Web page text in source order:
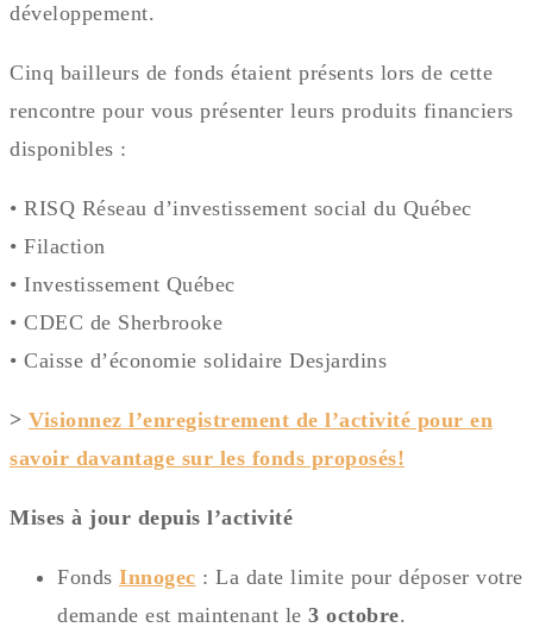
développement.
Cinq bailleurs de fonds étaient présents lors de cette
rencontre pour vous présenter leurs produits financiers
disponibles :
• RISQ Réseau d’investissement social du Québec
• Filaction
• Investissement Québec
• CDEC de Sherbrooke
• Caisse d’économie solidaire Desjardins
> Visionnez l’enregistrement de l’activité pour en
savoir davantage sur les fonds proposés!
Mises à jour depuis l’activité
Fonds Innogec : La date limite pour déposer votre
demande est maintenant le 3 octobre.